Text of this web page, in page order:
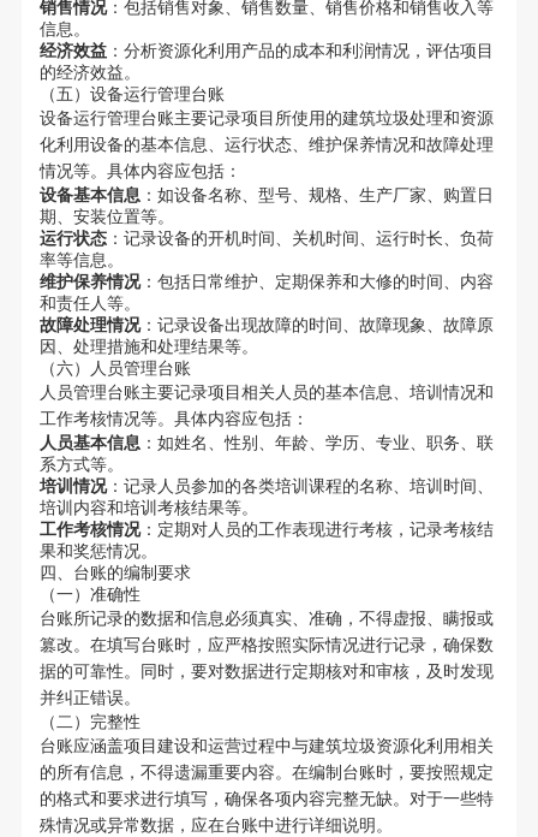
销售情况：包括销售对象、销售数量、销售价格和销售收入等
信息。
经济效益：分析资源化利用产品的成本和利润情况，评估项目
的经济效益。
（五）设备运行管理台账
设备运行管理台账主要记录项目所使用的建筑垃圾处理和资源
化利用设备的基本信息、运行状态、维护保养情况和故障处理
情况等。具体内容应包括：
设备基本信息：如设备名称、型号、规格、生产厂家、购置日
期、安装位置等。
运行状态：记录设备的开机时间、关机时间、运行时长、负荷
率等信息。
维护保养情况：包括日常维护、定期保养和大修的时间、内容
和责任人等。
故障处理情况：记录设备出现故障的时间、故障现象、故障原
因、处理措施和处理结果等。
（六）人员管理台账
人员管理台账主要记录项目相关人员的基本信息、培训情况和
工作考核情况等。具体内容应包括：
人员基本信息：如姓名、性别、年龄、学历、专业、职务、联
系方式等。
培训情况：记录人员参加的各类培训课程的名称、培训时间、
培训内容和培训考核结果等。
工作考核情况：定期对人员的工作表现进行考核，记录考核结
果和奖惩情况。
四、台账的编制要求
（一）准确性
台账所记录的数据和信息必须真实、准确，不得虚报、瞒报或
篡改。在填写台账时，应严格按照实际情况进行记录，确保数
据的可靠性。同时，要对数据进行定期核对和审核，及时发现
并纠正错误。
（二）完整性
台账应涵盖项目建设和运营过程中与建筑垃圾资源化利用相关
的所有信息，不得遗漏重要内容。在编制台账时，要按照规定
的格式和要求进行填写，确保各项内容完整无缺。对于一些特
殊情况或异常数据，应在台账中进行详细说明。